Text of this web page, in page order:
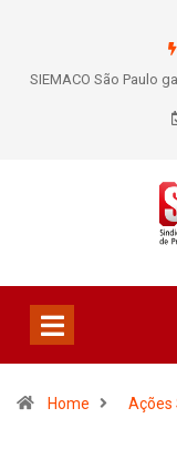
SIEMACO São Paulo
Home Ações